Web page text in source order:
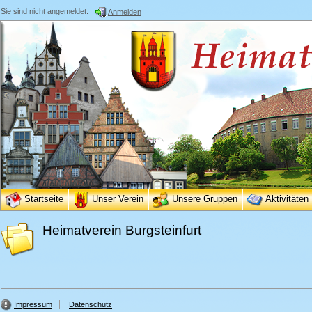
Sie sind nicht angemeldet. Anmelden
Startseite Unser Verein Unsere Gruppen Aktivitäten
Heimatverein Burgsteinfurt
Impressum Datenschutz